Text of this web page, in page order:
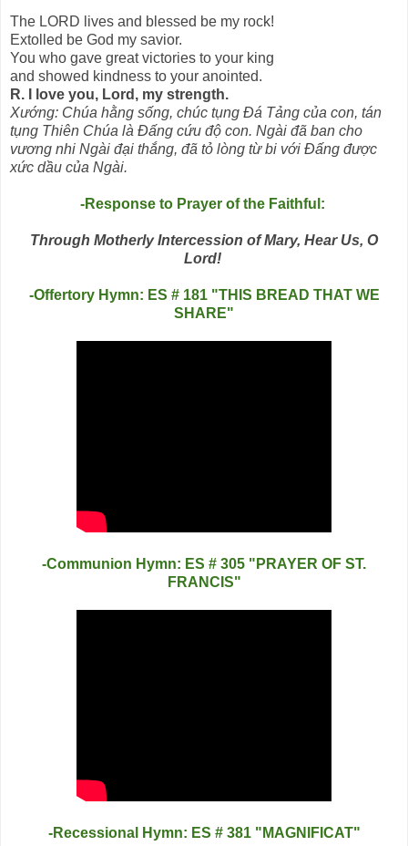
The LORD lives and blessed be my rock!
Extolled be God my savior.
You who gave great victories to your king
and showed kindness to your anointed.
R. I love you, Lord, my strength.
Xướng: Chúa hằng sống, chúc tụng Ðá Tảng của con, tán
tụng Thiên Chúa là Ðấng cứu độ con. Ngài đã ban cho
vương nhi Ngài đại thắng, đã tỏ lòng từ bi với Ðấng được
xức dầu của Ngài.
-Response to Prayer of the Faithful:
Through Motherly Intercession of Mary, Hear Us, O
Lord!
-Offertory Hymn: ES # 181 "THIS BREAD THAT WE
SHARE"
-Communion Hymn: ES # 305 "PRAYER OF ST.
FRANCIS"
-Recessional Hymn: ES # 381 "MAGNIFICAT"